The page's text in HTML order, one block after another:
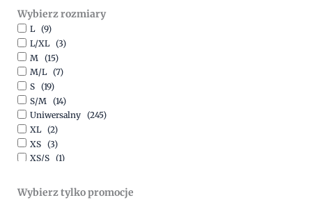
Pomarańczowy
(2)
Różowy
Srebrny
Szary
Turkusowy
Zielony
Złoty
(1)
Wybierz rozmiary
L (9)
L/XL (3)
M (15)
M/L (7)
S (19)
S/M (14)
Uniwersalny (245)
XL (2)
XS (3)
XS/S (1)
Wybierz tylko promocje